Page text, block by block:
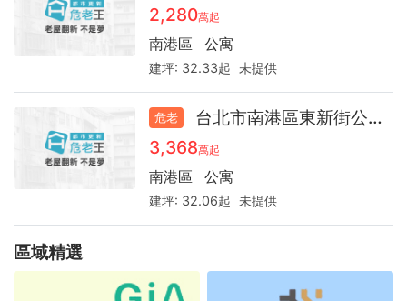
2,280萬起
南港區 公寓
建坪: 32.33起 未提供
危老
台北市南港區東新街公寓50.1
3,368萬起
南港區 公寓
建坪: 32.06起 未提供
區域精選